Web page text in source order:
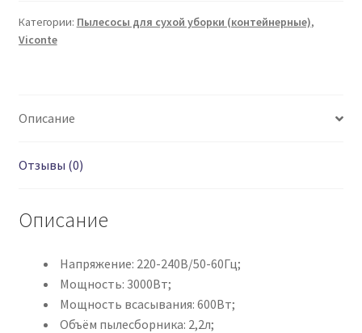
Категории: Пылесосы для сухой уборки (контейнерные),
Viconte
Описание
Отзывы (0)
Описание
Напряжение: 220-240В/50-60Гц;
Мощность: 3000Вт;
Мощность всасывания: 600Вт;
Объём пылесборника: 2,2л;